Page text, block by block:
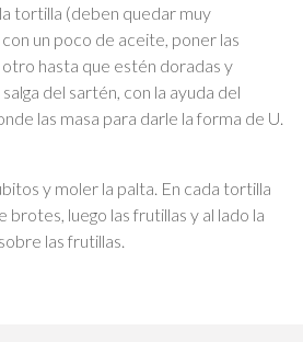
tortilla (deben quedar muy
un poco de aceite, poner las
hasta que estén doradas y
del sartén, con la ayuda del
las masa para darle la forma de U.
y moler la palta. En cada tortilla
brotes, luego las frutillas y al lado la
las frutillas.